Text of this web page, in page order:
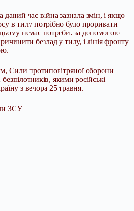
даний час війна зазнала змін, і якщо
в тилу потрібно було проривати
немає потреби: за допомогою
безлад у тилу, і лінія фронту
Сили протиповітряної оборони
якими російські
з вечора 25 травня.
ЗСУ